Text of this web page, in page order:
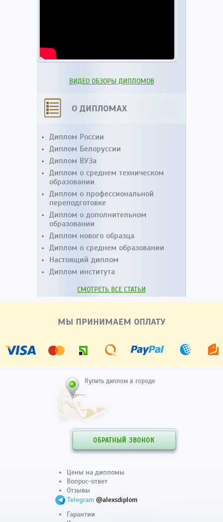
ВИДЕО ОБЗОРЫ ДИПЛОМОВ
О ДИПЛОМАХ
Диплом России
Диплом Белоруссии
Диплом ВУЗа
Диплом о среднем техническом
образовании
Диплом о профессиональной
переподготовке
Диплом о дополнительном
образовании
Диплом нового образца
Диплом о среднем образовании
Настоящий диплом
Диплом института
СМОТРЕТЬ ВСЕ СТАТЬИ
МЫ ПРИНИМАЕМ ОПЛАТУ
Купить диплом в городе
ОБРАТНЫЙ ЗВОНОК
Цены на дипломы
Вопрос-ответ
Отзывы
Telegram @alexsdiplom
Гарантии